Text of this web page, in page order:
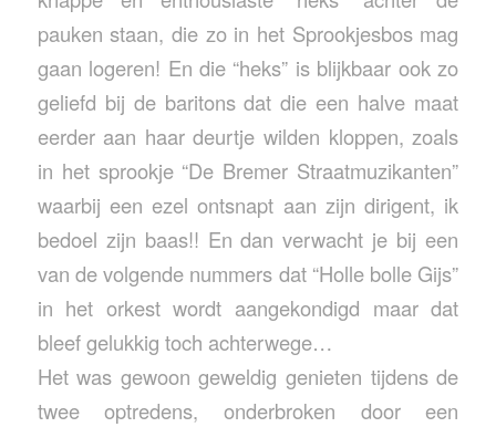
pauken staan, die zo in het Sprookjesbos mag
gaan logeren! En die “heks” is blijkbaar ook zo
geliefd bij de baritons dat die een halve maat
eerder aan haar deurtje wilden kloppen, zoals
in het sprookje “De Bremer Straatmuzikanten”
waarbij een ezel ontsnapt aan zijn dirigent, ik
bedoel zijn baas!! En dan verwacht je bij een
van de volgende nummers dat “Holle bolle Gijs”
in het orkest wordt aangekondigd maar dat
bleef gelukkig toch achterwege…
Het was gewoon geweldig genieten tijdens de
twee optredens, onderbroken door een